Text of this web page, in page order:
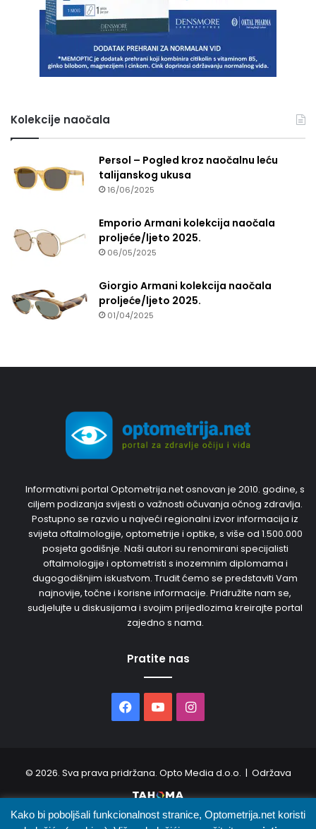
Kolekcije naočala
Persol – Pogled kroz naočalnu leću
talijanskog ukusa
16/06/2025
Emporio Armani kolekcija naočala
proljeće/ljeto 2025.
06/05/2025
Giorgio Armani kolekcija naočala
proljeće/ljeto 2025.
01/04/2025
Informativni portal Optometrija.net osnovan je 2010. godine, s
ciljem podizanja svijesti o važnosti očuvanja očnog zdravlja.
Postupno se razvio u najveći regionalni izvor informacija iz
svijeta oftalmologije, optometrije i optike, s više od 1.500.000
posjeta godišnje. Naši autori su renomirani specijalisti
oftalmologije i optometristi s inozemnim diplomama i
dugogodišnjim iskustvom. Trudit ćemo se predstaviti Vam
najnovije, točne i korisne informacije. Pridružite nam se,
sudjelujte u diskusijama i svojim prijedlozima kreirajte portal
zajedno s nama.
Pratite nas
Facebook
YouTubeInstagram
© 2026. Sva prava pridržana. Opto Media d.o.o. | Održava
O nama Uvjeti korištenja Oglašavanje Kontakt
Kako bi poboljšali funkcionalnost stranice, Optometrija.net koristi